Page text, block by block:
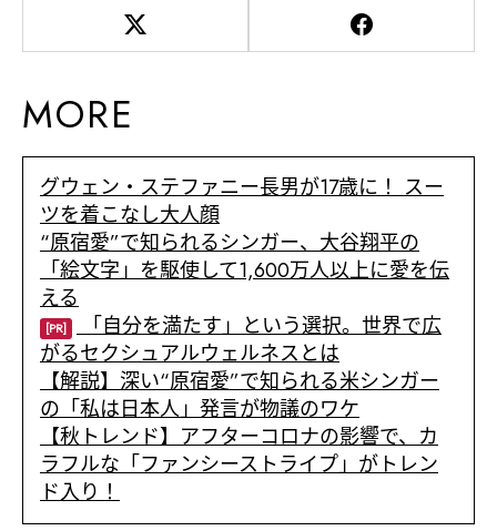
MORE
グウェン・ステファニー長男が17歳に！ スー
ツを着こなし大人顔
“原宿愛”で知られるシンガー、大谷翔平の
「絵文字」を駆使して1,600万人以上に愛を伝
える
[PR] 「自分を満たす」という選択。世界で広
がるセクシュアルウェルネスとは
【解説】深い“原宿愛”で知られる米シンガー
の「私は日本人」発言が物議のワケ
【秋トレンド】アフターコロナの影響で、カ
ラフルな「ファンシーストライプ」がトレン
ド入り！